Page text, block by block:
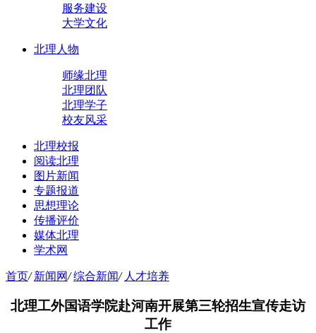
服务建设
大学文化
北理人物
师缘北理
北理团队
北理学子
校友风采
北理校报
阅读北理
图片新闻
专题报道
思想理论
传播评价
媒体北理
学术网
首页/ 新闻网/ 综合新闻/ 人才培养
北理工外国语学院赴河南开展第三轮招生宣传走访
工作